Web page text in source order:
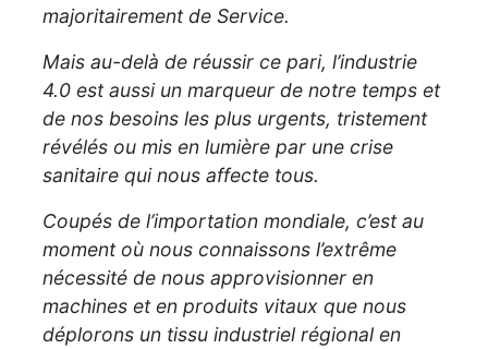
majoritairement de Service.
Mais au-delà de réussir ce pari, l’industrie
4.0 est aussi un marqueur de notre temps et
de nos besoins les plus urgents, tristement
révélés ou mis en lumière par une crise
sanitaire qui nous affecte tous.
Coupés de l’importation mondiale, c’est au
moment où nous connaissons l’extrême
nécessité de nous approvisionner en
machines et en produits vitaux que nous
déplorons un tissu industriel régional en